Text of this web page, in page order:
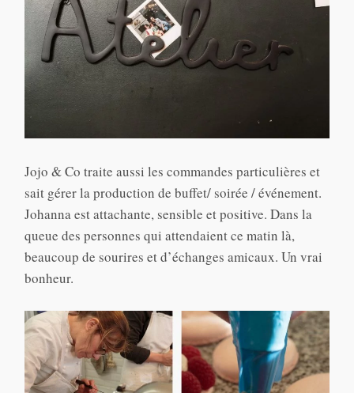
Jojo & Co traite aussi les commandes particulières et
sait gérer la production de buffet/ soirée / événement.
Johanna est attachante, sensible et positive. Dans la
queue des personnes qui attendaient ce matin là,
beaucoup de sourires et d’échanges amicaux. Un vrai
bonheur.